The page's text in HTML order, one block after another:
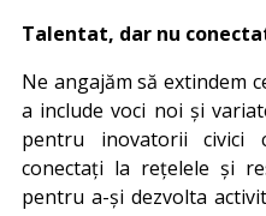
Talentat, dar nu
Ne angajăm să extindem
a include voci noi și
pentru inovatorii
conectați la rețelele și
pentru a-și dezvolta